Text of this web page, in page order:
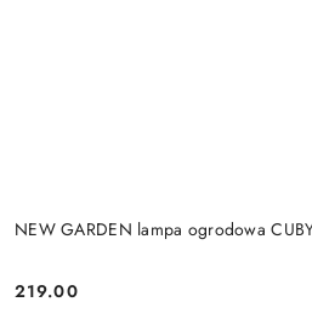
NEW GARDEN lampa ogrodowa
Cena:
219.00